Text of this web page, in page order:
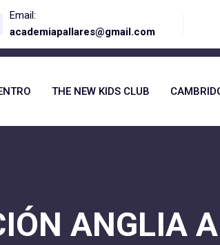
Email:
academiapallares@gmail.com
THE NEW KIDS CLUB
ANGLIA